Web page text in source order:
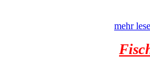
mehr